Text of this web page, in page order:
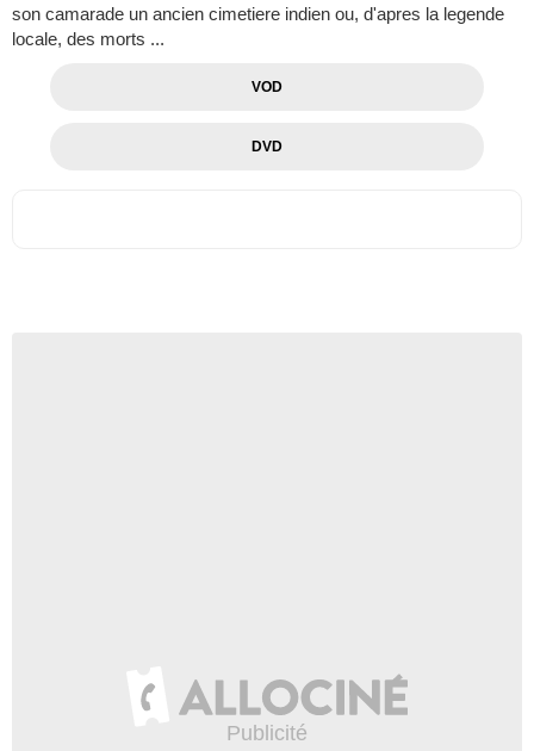
son camarade un ancien cimetiere indien ou, d'apres la legende
locale, des morts ...
VOD
DVD